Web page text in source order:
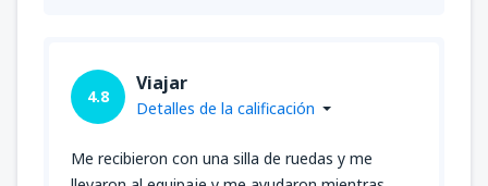
4.8
Viajar
Detalles de la calificación
Me recibieron con una silla de ruedas y me